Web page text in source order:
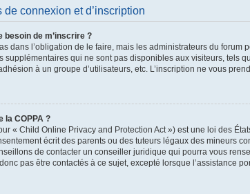
de connexion et d’inscription
besoin de m’inscrire ?
dans l’obligation de le faire, mais les administrateurs du
supplémentaires qui ne sont pas disponibles aux visiteurs, tels
à un groupe d’utilisateurs, etc. L’inscription ne vous
la COPPA ?
« Child Online Privacy and Protection Act ») est une loi des
écrit des parents ou des tuteurs légaux des mineurs
de contacter un conseiller juridique qui pourra vous
pas être contactés à ce sujet, excepté lorsque l’assistance